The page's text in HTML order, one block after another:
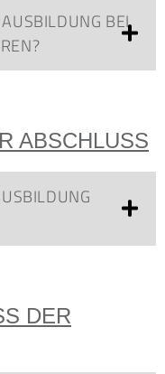
BEI
ABSCHLUSS
DER